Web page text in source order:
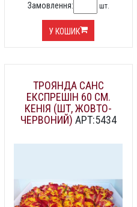
Замовлення: шт.
У КОШИК
ТРОЯНДА САНС
ЕКСПРЕШІН 60 СМ.
КЕНІЯ (ШТ, ЖОВТО-
ЧЕРВОНИЙ) АРТ:5434